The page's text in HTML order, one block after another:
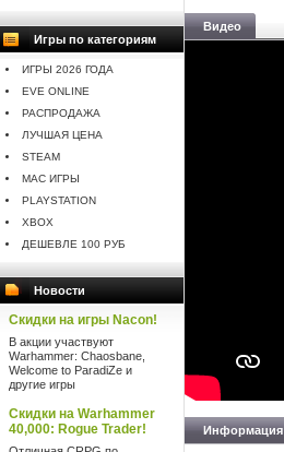
Игры по категориям
ИГРЫ 2026 ГОДА
EVE ONLINE
РАСПРОДАЖА
ЛУЧШАЯ ЦЕНА
STEAM
MAC ИГРЫ
PLAYSTATION
XBOX
ДЕШЕВЛЕ 100 РУБ
Новости
Скидки на игры Nacon!
В акции участвуют
Warhammer: Chaosbane,
Welcome to ParadiZe и
другие игры
Скидки на Warhammer
40,000: Rogue Trader!
Видео
Информация